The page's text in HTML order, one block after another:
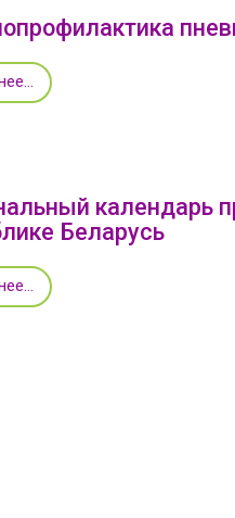
календарь
Беларусь